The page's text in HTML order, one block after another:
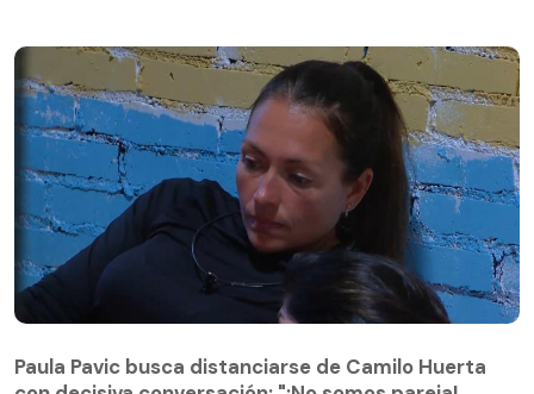
con decisiva conversación: "¡No somos pareja!
Paula Pavic busca distanciarse de Camilo Huerta